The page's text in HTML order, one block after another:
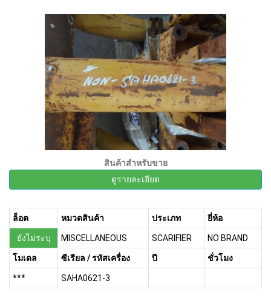
สินค้าสำหรับขาย
ดูรายละเอียด
ล็อต หมวดสินค้า ประเภท ยี่ห้อ
ยังไม่ระบุ MISCELLANEOUS SCARIFIER NO BRAND
โมเดล ซีเรียล / รหัสเครื่อง ปี ชั่วโมง
*** SAHA0621-3